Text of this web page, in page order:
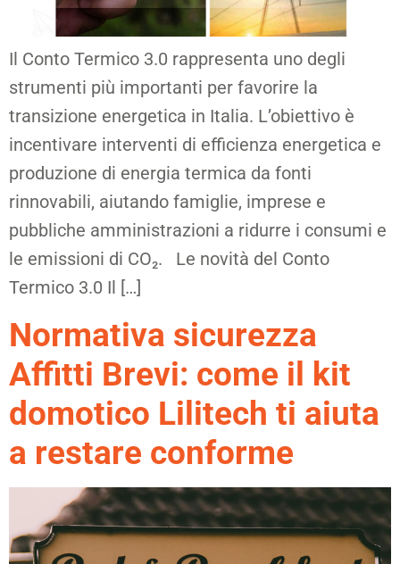
Il Conto Termico 3.0 rappresenta uno degli
strumenti più importanti per favorire la
transizione energetica in Italia. L’obiettivo è
incentivare interventi di efficienza energetica e
produzione di energia termica da fonti
rinnovabili, aiutando famiglie, imprese e
pubbliche amministrazioni a ridurre i consumi e
le emissioni di CO₂. Le novità del Conto
Termico 3.0 Il […]
Normativa sicurezza
Affitti Brevi: come il kit
domotico Lilitech ti aiuta
a restare conforme